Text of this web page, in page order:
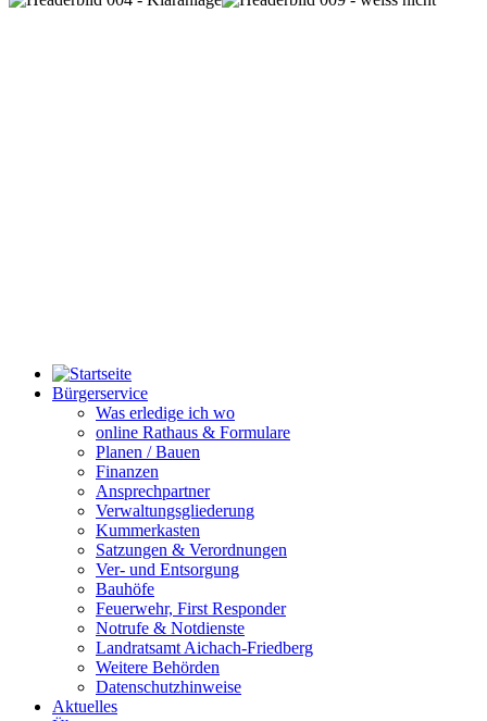
Bürgerservice
Was erledige ich wo
online Rathaus & Formulare
Planen / Bauen
Finanzen
Ansprechpartner
Verwaltungsgliederung
Kummerkasten
Satzungen & Verordnungen
Ver- und Entsorgung
Bauhöfe
Feuerwehr, First Responder
Notrufe & Notdienste
Landratsamt Aichach-Friedberg
Weitere Behörden
Datenschutzhinweise
Aktuelles